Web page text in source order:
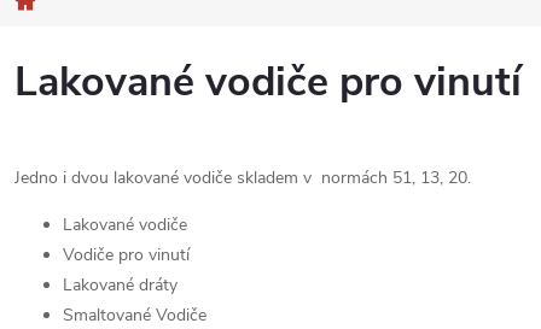
Lakované vodiče pro vinutí
Jedno i dvou lakované vodiče skladem v normách 51, 13, 20.
Lakované vodiče
Vodiče pro vinutí
Lakované dráty
Smaltované Vodiče